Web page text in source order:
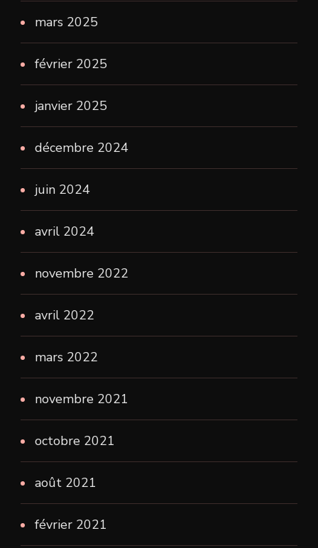
mars 2025
février 2025
janvier 2025
décembre 2024
juin 2024
avril 2024
novembre 2022
avril 2022
mars 2022
novembre 2021
octobre 2021
août 2021
février 2021